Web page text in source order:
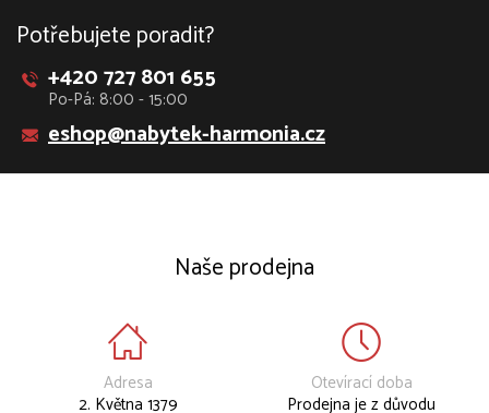
Potřebujete poradit?
+420 727 801 655
Po-Pá: 8:00 - 15:00
eshop@nabytek-harmonia.cz
Naše prodejna
Adresa
2. Května 1379
Otevírací doba
Prodejna je z důvodu